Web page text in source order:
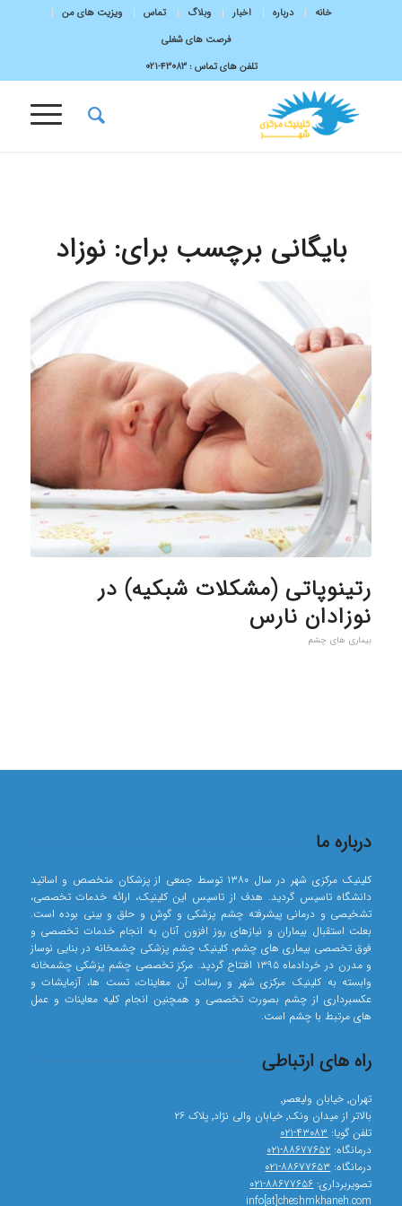
خانه درباره اخبار وبلاگ تماس
ویزیت های من
فرصت های شغلی
تلفن های تماس :43083-۰۲۱
بایگانی برچسب برای:نوزاد
رتینوپاتی (مشکلات شبکیه) در
نوزادان نارس
بیماری های چشم
درباره ما
کلینیک مرکزی شهر در سال ۱۳۸۰ توسط جمعی از پزشکان متخصص و اساتید
دانشگاه تاسیس گردید. هدف از تاسیس این کلینیک، ارائه خدمات تخصصی،
تشخیصی و درمانی پیشرفته چشم پزشکی و گوش و حلق و بینی بوده است.
بعلت استقبال بیماران و نیازهای روز افزون آنان به انجام خدمات تخصصی و
فوق تخصصی بیماری های چشم، کلینیک چشم پزشکی چشمخانه در بنایی نوساز
و مدرن در خردادماه ۱۳۹۵ افتتاح گردید. مرکز تخصصی چشم پزشکی چشمخانه
وابسته به کلینیک مرکزی شهر و رسالت آن معاینات، تست ها، آزمایشات و
عکسبرداری از چشم بصورت تخصصی و همچنین انجام کلیه معاینات و عمل
های مرتبط با چشم است.
راه های ارتباطی
تهران٬ خیابان ولیعصر٬
بالاتر از میدان ونک٬ خیابان والی نژاد٬ پلاک ۲۶
تلفن گویا:۴۳۰۸۳-۰۲۱
درمانگاه:۸۸۶۷۷۶۵۲-۰۲۱
درمانگاه:۸۸۶۷۷۶۵۳-۰۲۱
تصویربرداری:۸۸۶۷۷۶۵۶-۰۲۱
info[at]cheshmkhaneh.com